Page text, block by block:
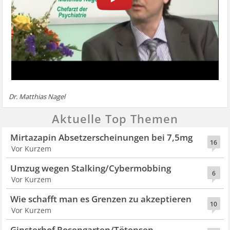
Dr. Matthias Nagel
Aktuelle Top Themen
16
Mirtazapin Absetzerscheinungen bei 7,5mg
Vor Kurzem
6
Umzug wegen Stalking/Cybermobbing
Vor Kurzem
10
Wie schafft man es Grenzen zu akzeptieren
Vor Kurzem